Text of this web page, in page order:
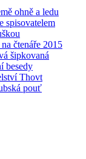
ohně a ledu
spisovatelem
čtenáře 2015
šipkovaná
besedy
Thovt
pouť